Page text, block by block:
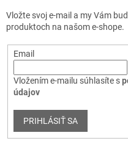
Vložte svoj e-mail a my Vám
produktoch na našom e-shope.
Email
Vložením e-mailu súhlasíte s
údajov
PRIHLÁSIŤ SA